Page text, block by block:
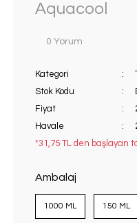
Aquacool
0 Yorum
Kategori
Stok Kodu
Fiyat
Havale
*31,75 TL den başlayan
Ambalaj
1000 ML 150 ML